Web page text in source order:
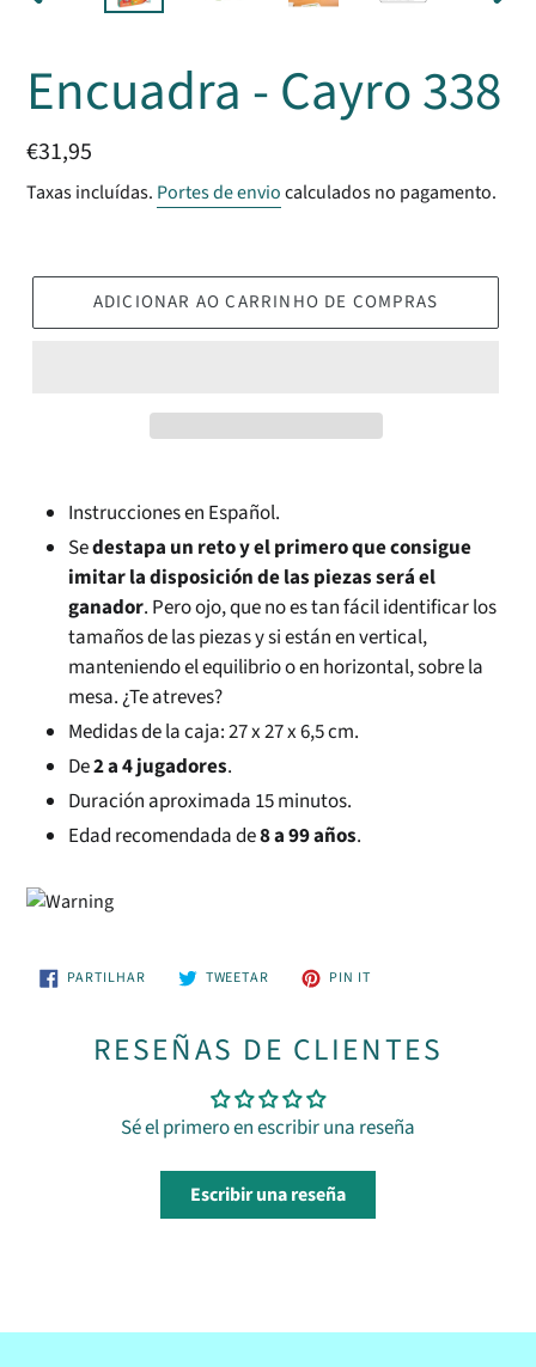
Encuadra - Cayro 338
Preço
normal
€31,95
Taxas incluídas. Portes de enviocalculados no pagamento.
ADICIONAR AO CARRINHO DE COMPRAS
Instrucciones en Español.
Sedestapa un reto y el primero que consigue
imitar la disposición de las piezas será el
ganador. Pero ojo, que no es tan fácil identificar los
tamaños de las piezas y si están en vertical,
manteniendo el equilibrio o en horizontal, sobre la
mesa. ¿Te atreves?
Medidas de la caja: 27 x 27 x 6,5 cm.
De2 a 4 jugadores.
Duración aproximada 15 minutos.
Edad recomendada de8 a 99 años.
PARTILHARPARTILHE
NO
TWEETAR TUÍTE PIN IT
RESEÑAS DE CLIENTES
Sé el primero en escribir una reseña
Escribir una reseña